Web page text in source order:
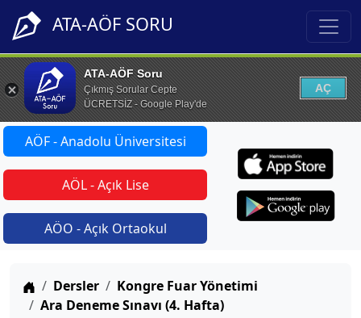
ATA-AÖF SORU
ATA-AÖF Soru
Çıkmış Sorular Cepte
ÜCRETSİZ - Google Play'de
AÇ
AÖF - Anadolu Üniversitesi
AÖL - Açık Lise
AÖO - Açık Ortaokul
Anasayfa
Dersler
Kongre Fuar Yönetimi
Ara Deneme Sınavı (4. Hafta)